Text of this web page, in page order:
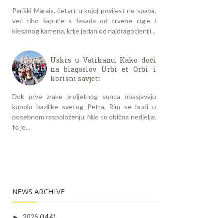
Pariški Marais, četvrt u kojoj povijest ne spava,
već tiho šapuće s fasada od crvene cigle i
klesanog kamena, krije jedan od najdragocjeniji...
Uskrs u Vatikanu: Kako doći
na blagoslov Urbi et Orbi i
korisni savjeti
Dok prve zrake proljetnog sunca obasjavaju
kupolu bazilike svetog Petra, Rim se budi u
posebnom raspoloženju. Nije to obična nedjelja;
to je...
NEWS ARCHIVE